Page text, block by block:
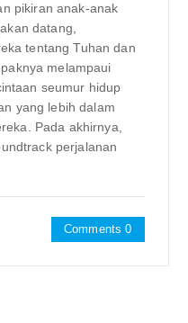
pikiran anak-anak
datang,
tentang Tuhan dan
melampaui
seumur hidup
yang lebih dalam
Pada akhirnya,
perjalanan
Comments 0